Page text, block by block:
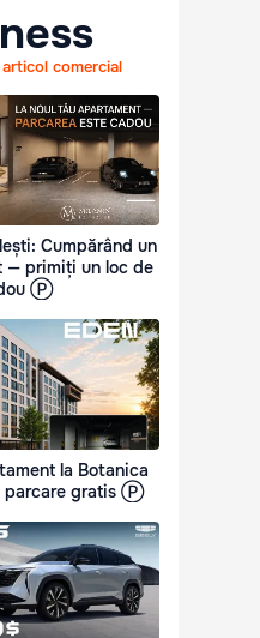
comercial
Cumpărând un
— primiți un loc de
Ⓟ
la Botanica
parcare gratis Ⓟ